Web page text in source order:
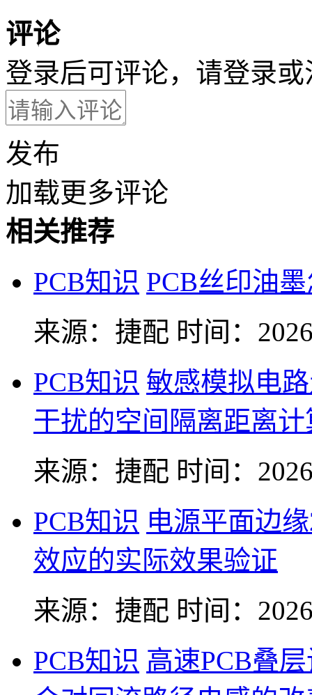
评论
登录后可评论，请登录或
发布
加载更多评论
相关推荐
PCB知识 PCB丝印油
来源：捷配 时间：
PCB知识 敏感模拟电
干扰的空间隔离距离计
来源：捷配 时间：
PCB知识 电源平面边
效应的实际效果验证
来源：捷配 时间：
PCB知识 高速PCB叠